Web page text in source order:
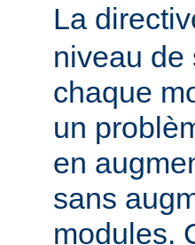
La
niveau de
chaque
un
en
sans
modules.